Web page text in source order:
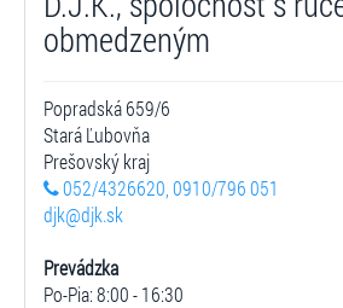
obmedzeným
Popradská 659/6
Stará Ľubovňa
Prešovský kraj
052/4326620, 0910/796 051
djk@djk.sk
Prevádzka
Po-Pia: 8:00 - 16:30